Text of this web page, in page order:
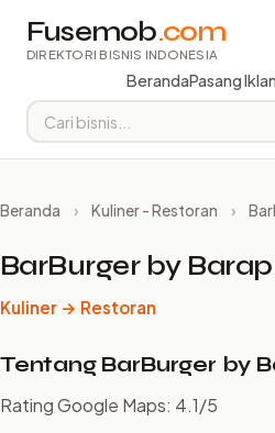
Fusemob.com
DIREKTORI BISNIS INDONESIA
BerandaPasang Iklan
Beranda › Kuliner - Restoran ›
BarBurger by
Kuliner → Restoran
Tentang BarBurger by
Rating Google Maps: 4.1/5